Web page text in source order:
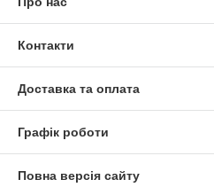
Контакти
Доставка та оплата
Графік роботи
Повна версія сайту